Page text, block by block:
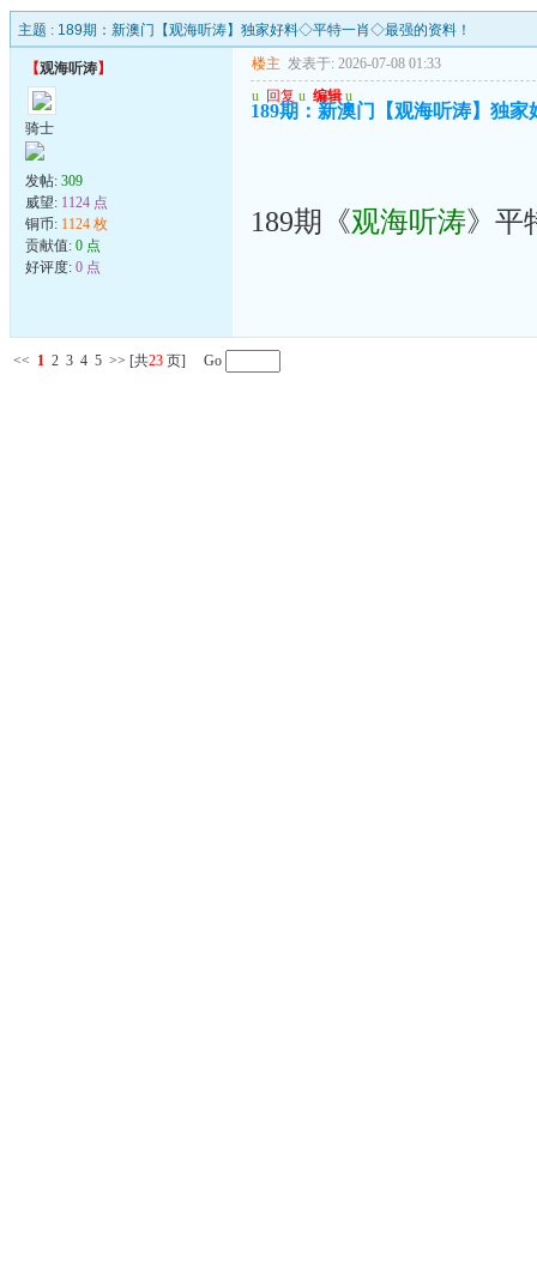
主题 : 189期：新澳门【观海听涛】独家好料◇平特一肖◇最强的资料！
【观海听涛】
骑士
发帖: 309
威望: 1124 点
铜币: 1124 枚
贡献值: 0 点
好评度: 0 点
楼主 发表于: 2026-07-08 01:33
u 回复 u 编辑 u
189期：新澳门【观海听涛】独
189期《观海听涛》平
<< 1 2 3 4 5 >> [共23 页] Go